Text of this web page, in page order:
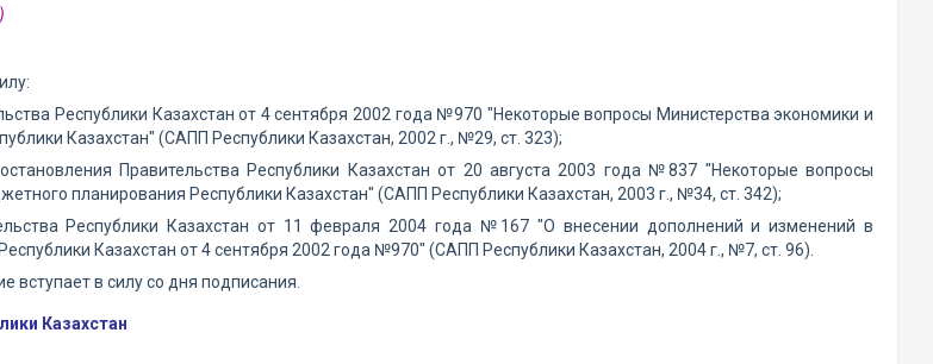
)
Республики Казахстан от 4 сентября 2002 года №970 "Некоторые вопросы Министерства экономики и
Казахстан" (САПП Республики Казахстан, 2002 г., №29, ст. 323);
Правительства Республики Казахстан от 20 августа 2003 года №837 "Некоторые вопросы
планирования Республики Казахстан" (САПП Республики Казахстан, 2003 г., №34, ст. 342);
Республики Казахстан от 11 февраля 2004 года №167 "О внесении дополнений и изменений в
Казахстан от 4 сентября 2002 года №970" (САПП Республики Казахстан, 2004 г., №7, ст. 96).
вступает в силу со дня подписания.
Казахстан